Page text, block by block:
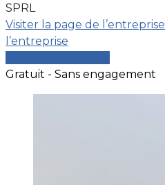
SPRL
Visiter la page de l’entreprise
l’entreprise
Gratuit - Sans engagement